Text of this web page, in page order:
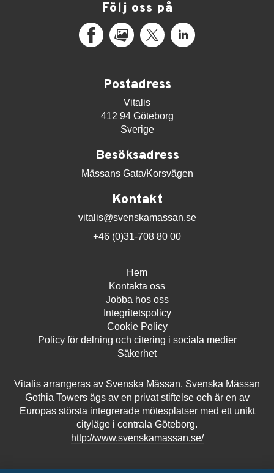
Följ oss på
FacebookMediaPortal
X LinkedIn
Postadress
Vitalis
412 94 Göteborg
Sverige
Besöksadress
Mässans Gata/Korsvägen
Kontakt
vitalis@svenskamassan.se
+46 (0)31-708 80 00
Hem
Kontakta oss
Jobba hos oss
Integritetspolicy
Cookie Policy
Policy för delning och citering i sociala medier
Säkerhet
Vitalis arrangeras av Svenska Mässan. Svenska Mässan
Gothia Towers ägs av en privat stiftelse och är en av
Europas största integrerade mötesplatser med ett unikt
cityläge i centrala Göteborg.
http://www.svenskamassan.se/